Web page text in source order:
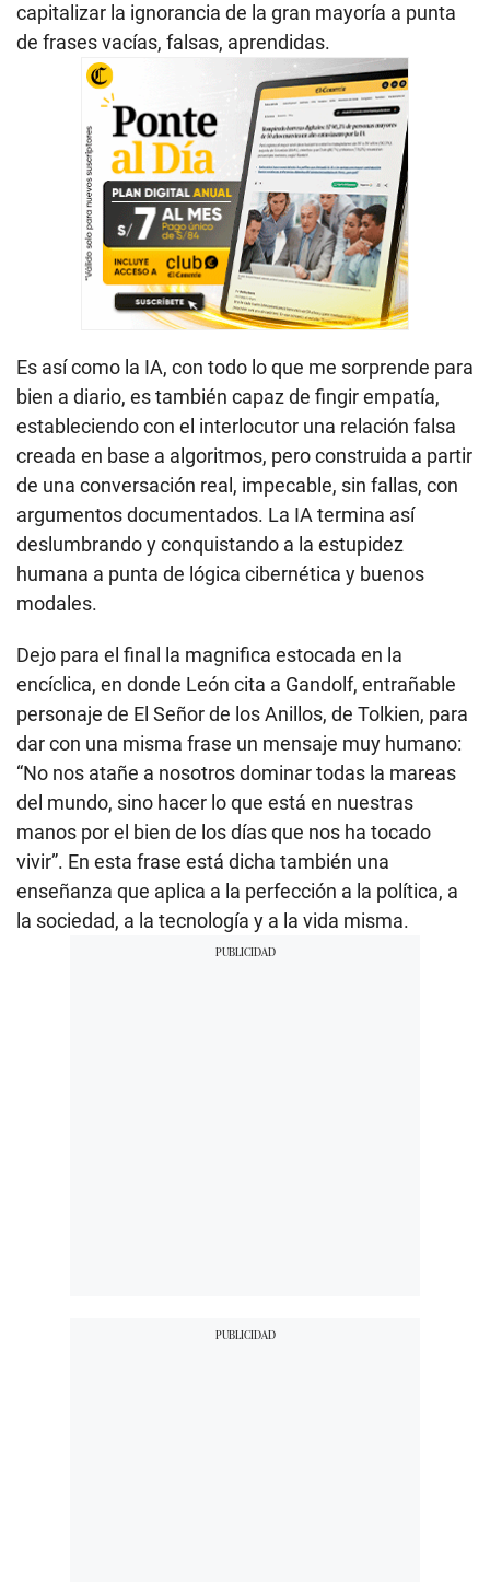
capitalizar la ignorancia de la gran mayoría a punta
de frases vacías, falsas, aprendidas.
Es así como la IA, con todo lo que me sorprende para
bien a diario, es también capaz de fingir empatía,
estableciendo con el interlocutor una relación falsa
creada en base a algoritmos, pero construida a partir
de una conversación real, impecable, sin fallas, con
argumentos documentados. La IA termina así
deslumbrando y conquistando a la estupidez
humana a punta de lógica cibernética y buenos
modales.
Dejo para el final la magnifica estocada en la
encíclica, en donde León cita a Gandolf, entrañable
personaje de El Señor de los Anillos, de Tolkien, para
dar con una misma frase un mensaje muy humano:
“No nos atañe a nosotros dominar todas la mareas
del mundo, sino hacer lo que está en nuestras
manos por el bien de los días que nos ha tocado
vivir”. En esta frase está dicha también una
enseñanza que aplica a la perfección a la política, a
la sociedad, a la tecnología y a la vida misma.